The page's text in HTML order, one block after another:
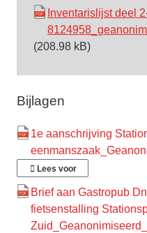
Inventarislijst deel
(208.98 kB)
Bijlagen
1e aanschrijving
Lees voor
Brief aan Gastropub
fietsenstalling